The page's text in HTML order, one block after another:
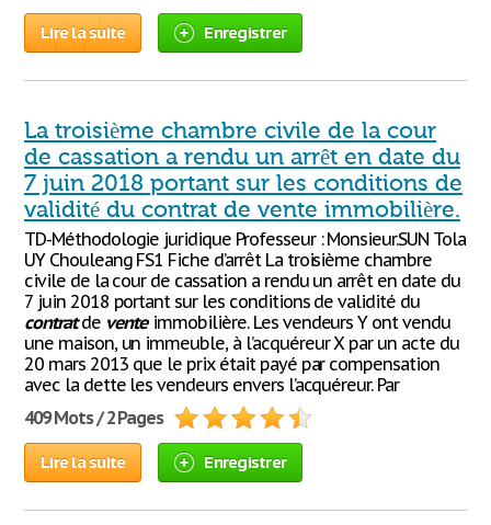
Lire la suite Enregistrer
La troisième chambre civile de la cour
de cassation a rendu un arrêt en date du
7 juin 2018 portant sur les conditions de
validité du contrat de vente immobilière.
TD-Méthodologie juridique Professeur : Monsieur.SUN Tola
UY Chouleang FS1 Fiche d’arrêt La troisième chambre
civile de la cour de cassation a rendu un arrêt en date du
7 juin 2018 portant sur les conditions de validité du
contratde venteimmobilière. Les vendeurs Y ont vendu
une maison, un immeuble, à l’acquéreur X par un acte du
20 mars 2013 que le prix était payé par compensation
avec la dette les vendeurs envers l’acquéreur. Par
409 Mots / 2 Pages
Lire la suite Enregistrer